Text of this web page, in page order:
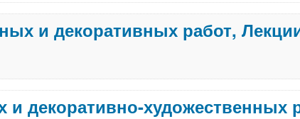
и декоративных работ,
декоративно-художественных